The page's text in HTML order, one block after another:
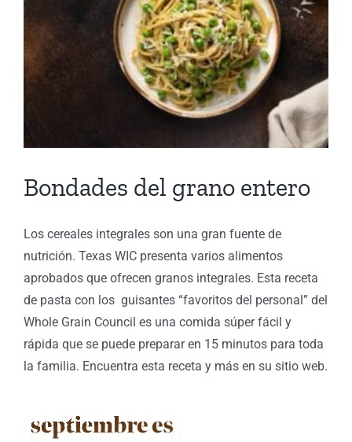
Bondades del grano entero
Los cereales integrales son una gran fuente de
nutrición. Texas WIC presenta varios alimentos
aprobados que ofrecen granos integrales. Esta receta
de pasta con los guisantes “favoritos del personal” del
Whole Grain Council es una comida súper fácil y
rápida que se puede preparar en 15 minutos para toda
la familia. Encuentra esta receta y más en su sitio web.